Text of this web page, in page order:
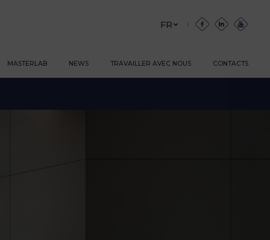
MASTERLAB NEWS TRAVAILLER AVEC NOUS CONTACTS
FR